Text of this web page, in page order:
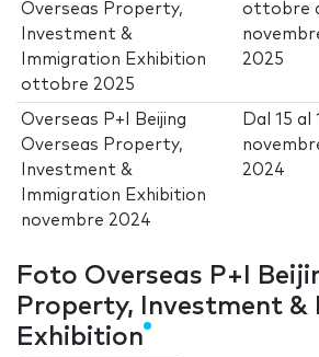
Overseas Property,
Investment &
Immigration Exhibition
ottobre 2025
ottobre
2025
Overseas P+I Beijing
Overseas Property,
Investment &
Immigration Exhibition
novembre 2024
Dal15 al
2024
Foto Overseas P+I
Property, Investment
Exhibition